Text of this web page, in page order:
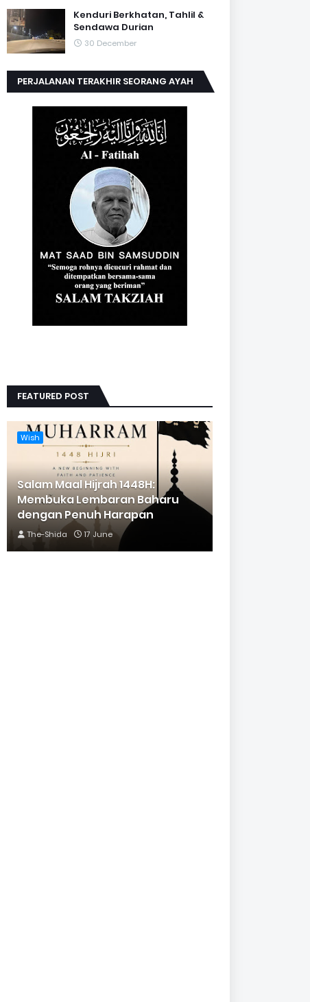
Kenduri Berkhatan, Tahlil &
Sendawa Durian
30 December
PERJALANAN TERAKHIR SEORANG AYAH
FEATURED POST
Wish
Salam Maal Hijrah 1448H:
Membuka Lembaran Baharu
dengan Penuh Harapan
The-Shida 17 June